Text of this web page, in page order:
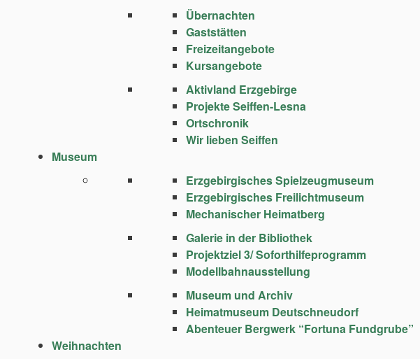
Übernachten
Gaststätten
Freizeitangebote
Kursangebote
Aktivland Erzgebirge
Projekte Seiffen-Lesna
Ortschronik
Wir lieben Seiffen
Museum
Erzgebirgisches Spielzeugmuseum
Erzgebirgisches Freilichtmuseum
Mechanischer Heimatberg
Galerie in der Bibliothek
Projektziel 3/ Soforthilfeprogramm
Modellbahnausstellung
Museum und Archiv
Heimatmuseum Deutschneudorf
Abenteuer Bergwerk “Fortuna Fundgrube”
Weihnachten